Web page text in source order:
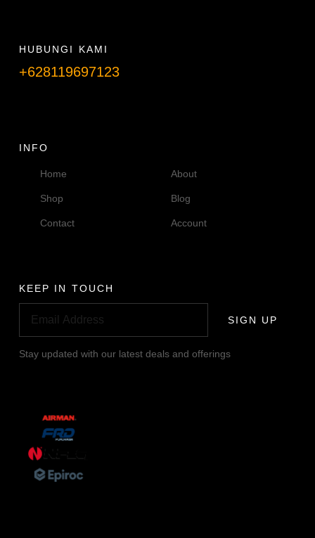
HUBUNGI KAMI
+628119697123
INFO
Home About
Shop Blog
Contact Account
KEEP IN TOUCH
SIGN UP
Stay updated with our latest deals and offerings